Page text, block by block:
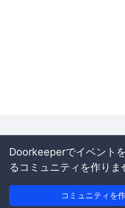
Doorkeeperでイベント
るコミュニティを作りま
コミュニティを